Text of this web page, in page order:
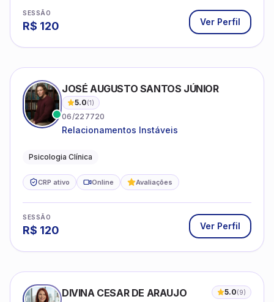
SESSÃO
R$ 120 Ver Perfil
JOSÉ AUGUSTO SANTOS JÚNIOR
5.0(1)
06/227720
Relacionamentos Instáveis
Psicologia Clínica
CRP ativo Online Avaliações
SESSÃO
R$ 120 Ver Perfil
DIVINA CESAR DE ARAUJO 5.0(9)